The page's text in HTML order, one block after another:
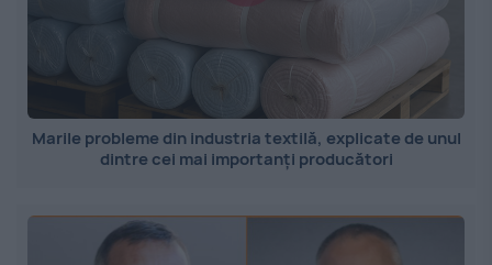
Marile probleme din industria textilă, explicate de unul
dintre cei mai importanți producători